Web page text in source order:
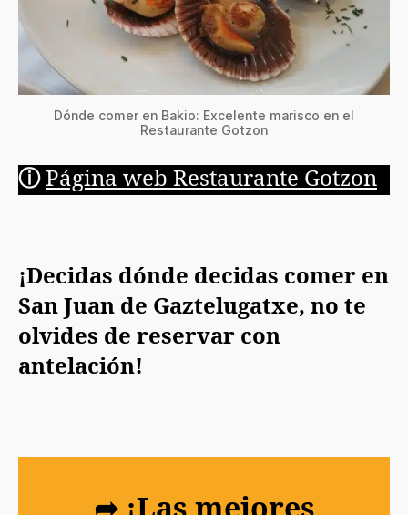
Dónde comer en Bakio: Excelente marisco en el
Restaurante Gotzon
ⓘ Página web Restaurante Gotzon
¡Decidas dónde decidas comer en
San Juan de Gaztelugatxe, no te
olvides de reservar con
antelación!